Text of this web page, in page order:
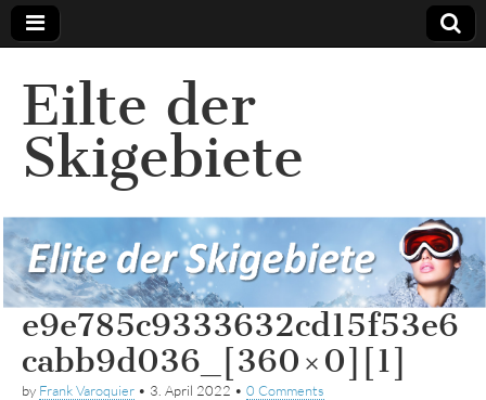
Eilte der
Skigebiete
e9e785c9333632cd15f53e6
cabb9d036_[360×0][1]
by Frank Varoquier • 3. April 2022 • 0 Comments